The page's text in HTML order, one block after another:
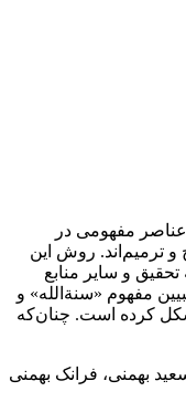
مفهومی در
و ترمیم‌اند. روش این
و سایر منابع
مفهوم «سنة‌الله» و
کرده است. چنان‌که
بهمنی، فرانک بهمنی